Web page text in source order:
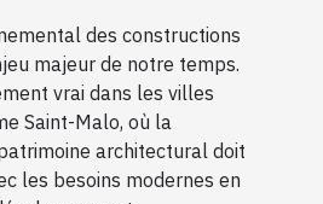
des constructions
majeur de notre temps.
vrai dans les villes
Saint-Malo, où la
architectural doit
les besoins modernes en